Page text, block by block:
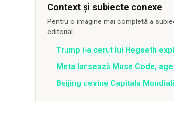
Context și subiecte conexe
Pentru o imagine mai completă a
editorial.
Trump i-a cerut lui Hegseth
Meta lansează Muse Code,
Beijing devine Capitala